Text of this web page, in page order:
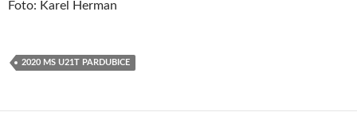
Foto: Karel Herman
2020 MS U21T PARDUBICE